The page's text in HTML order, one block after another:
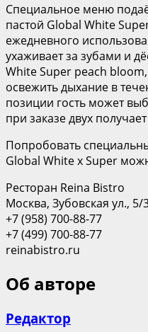
Специальное меню
пастой Global White
ежедневного
ухаживает за зубами и
White Super peach
освежить дыхание в
позиции гость может
при заказе двух
Попробовать
Global White x Super
Ресторан Reina Bistro
Москва, Зубовская ул., 5/
+7 (958) 700-88-77
+7 (499) 700-88-77
reinabistro.ru
Об авторе
Редактор